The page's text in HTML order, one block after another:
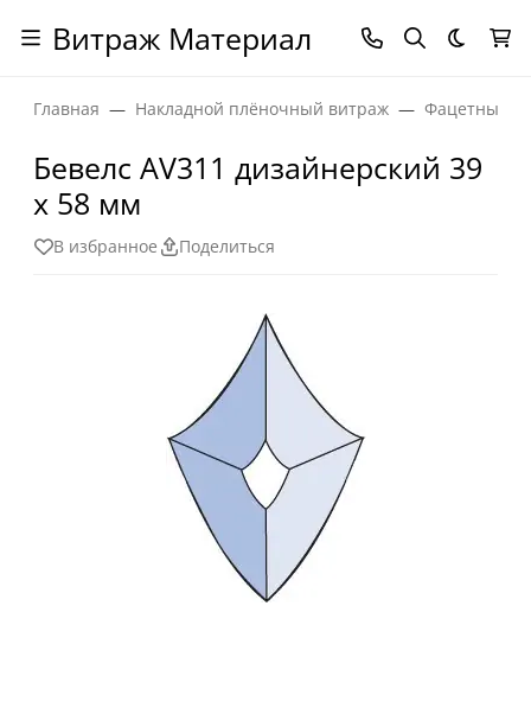
Витраж Материал Темная
Главная Накладной плёночный витраж Фацетные
Бевелс AV311 дизайнерский 39
х 58 мм
В избранное Поделиться